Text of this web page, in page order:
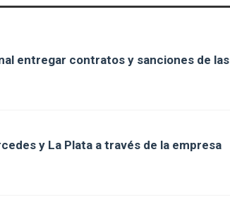
entregar contratos y sanciones de las
y La Plata a través de la empresa